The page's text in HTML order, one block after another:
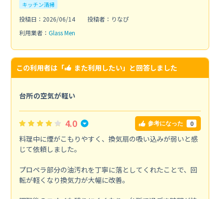
キッチン清掃
投稿日：2026/06/14
投稿者：りなぴ
利用業者： Glass Men
この利用者は「 また利用したい」と回答しました
台所の空気が軽い
4.0 参考になった 0
料理中に煙がこもりやすく、換気扇の吸い込みが弱いと感
じて依頼しました。
プロペラ部分の油汚れを丁寧に落としてくれたことで、回
転が軽くなり換気力が大幅に改善。